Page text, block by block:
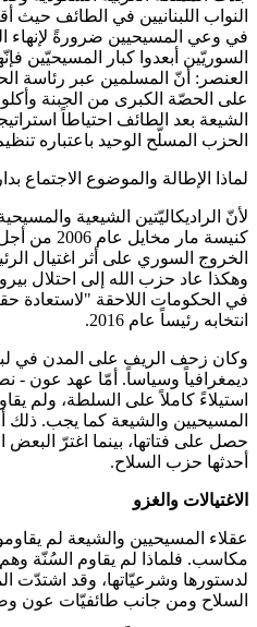
النواب اللبنانيين في الطائف حيث
في وعي المسيحيين ضرورةً لإنهاء
السوريّين أبعدوا كبار المسيحيّين
العنصر: أنّ المسلمين عبر رئاسة
على الحصّة الكبرى من الجبنة
الشيعة بعد الطائف احتياطاً
الحزب المسلّح الوحيد باعتباره
لماذا الإطالة والموضوع الاجتماع
لأنّ الراديكاليّتين الشيعية
كنيسة مار
في الحكومات اللاحقة "لاستعادة
انتخابه رئيساً عام 2016.
وكان زحف الريف على المدن في
استيلاءً كاملاً على السلطة، ولم
المسيحيين والشيعة كما يجب. ذلك
حصل على فتاتها، بينما اغترّ البعض
أحدثها حزب السلاح.
الاغتيالات والغزو
عقلاء المسيحيين والشيعة لم
مكاسب. فلماذا لم يقاوم السُنّة وهم
لدستورها وشرعيّاتها، وقد
السلاح ومن جانب طائفيّات عون